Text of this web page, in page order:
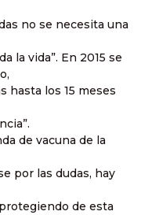
no se necesita una
la vida”. En 2015 se
hasta los 15 meses
de vacuna de la
por las dudas, hay
de esta